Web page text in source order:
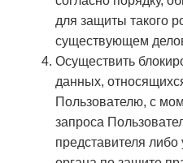
для защиты такого
существующем
Осуществить
данных,
Пользователю, с
запроса
представителя